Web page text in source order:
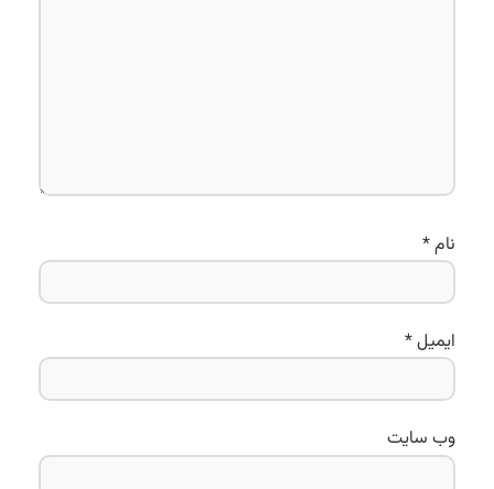
نام*
ایمیل*
وب‌ سایت